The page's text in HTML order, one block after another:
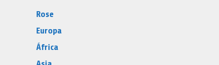
Rose
Europa
África